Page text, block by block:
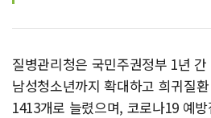
질병관리청은 국민주권정부 1년
남성청소년까지 확대하고 희귀질
1413개로 늘렸으며, 코로나19 예